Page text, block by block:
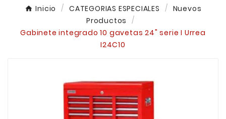
Inicio CATEGORIAS ESPECIALES
Nuevos
Productos
Gabinete integrado 10 gavetas 24" serie I Urrea
I24C10